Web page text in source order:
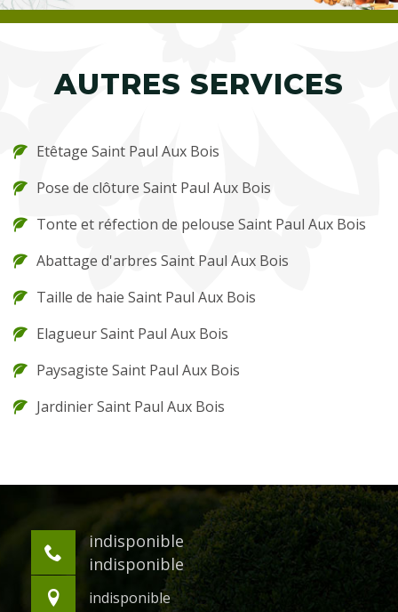
AUTRES SERVICES
Etêtage Saint Paul Aux Bois
Pose de clôture Saint Paul Aux Bois
Tonte et réfection de pelouse Saint Paul Aux Bois
Abattage d'arbres Saint Paul Aux Bois
Taille de haie Saint Paul Aux Bois
Elagueur Saint Paul Aux Bois
Paysagiste Saint Paul Aux Bois
Jardinier Saint Paul Aux Bois
indisponible
indisponible
indisponible